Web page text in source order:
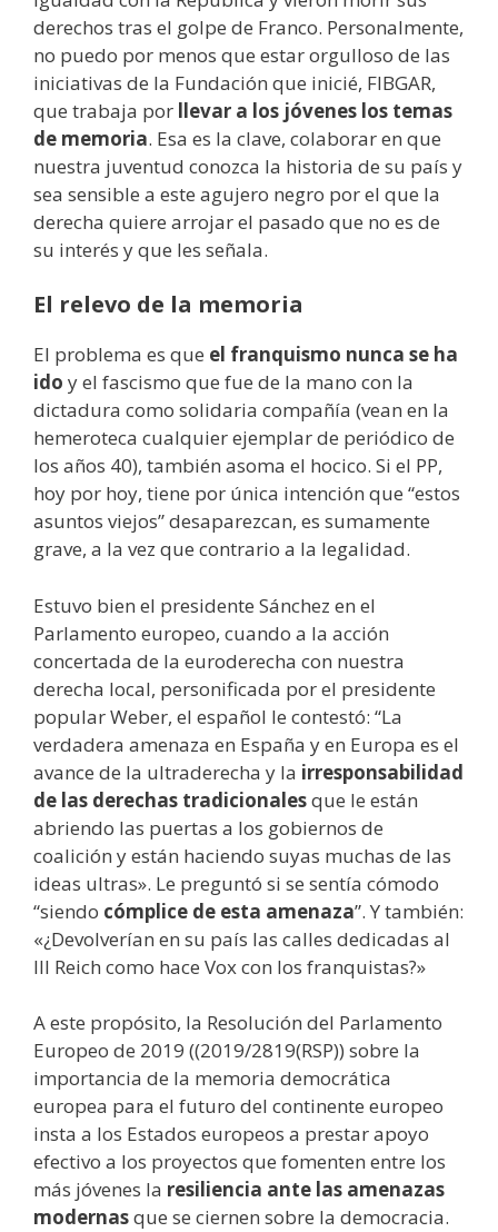
derechos tras el golpe de Franco. Personalmente,
no puedo por menos que estar orgulloso de las
iniciativas de la Fundación que inicié, FIBGAR,
que trabaja por llevar a los jóvenes los temas
de memoria. Esa es la clave, colaborar en que
nuestra juventud conozca la historia de su país y
sea sensible a este agujero negro por el que la
derecha quiere arrojar el pasado que no es de
su interés y que les señala.
El relevo de la memoria
El problema es que el franquismo nunca se ha
ido y el fascismo que fue de la mano con la
dictadura como solidaria compañía (vean en la
hemeroteca cualquier ejemplar de periódico de
los años 40), también asoma el hocico. Si el PP,
hoy por hoy, tiene por única intención que “estos
asuntos viejos” desaparezcan, es sumamente
grave, a la vez que contrario a la legalidad.
Estuvo bien el presidente Sánchez en el
Parlamento europeo, cuando a la acción
concertada de la euroderecha con nuestra
derecha local, personificada por el presidente
popular Weber, el español le contestó: “La
verdadera amenaza en España y en Europa es el
avance de la ultraderecha y la irresponsabilidad
de las derechas tradicionalesque le están
abriendo las puertas a los gobiernos de
coalición y están haciendo suyas muchas de las
ideas ultras». Le preguntó si se sentía cómodo
“siendo cómplice de esta amenaza”. Y también:
«¿Devolverían en su país las calles dedicadas al
III Reich como hace Vox con los franquistas?»
A este propósito, la Resolución del Parlamento
Europeo de 2019 ((2019/2819(RSP)) sobre la
importancia de la memoria democrática
europea para el futuro del continente europeo
insta a los Estados europeos a prestar apoyo
efectivo a los proyectos que fomenten entre los
más jóvenes la resiliencia ante las amenazas
modernasque se ciernen sobre la democracia.